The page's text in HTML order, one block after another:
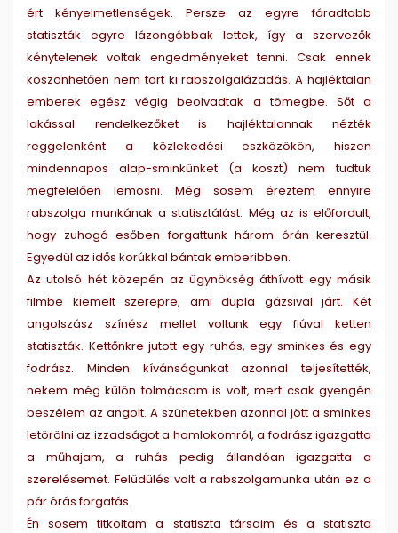
ért kényelmetlenségek. Persze az egyre fáradtabb
statiszták egyre lázongóbbak lettek, így a szervezők
kénytelenek voltak engedményeket tenni. Csak ennek
köszönhetően nem tört ki rabszolgalázadás. A hajléktalan
emberek egész végig beolvadtak a tömegbe. Sőt a
lakással rendelkezőket is hajléktalannak nézték
reggelenként a közlekedési eszközökön, hiszen
mindennapos alap-sminkünket (a koszt) nem tudtuk
megfelelően lemosni. Még sosem éreztem ennyire
rabszolga munkának a statisztálást. Még az is előfordult,
hogy zuhogó esőben forgattunk három órán keresztül.
Egyedül az idős korúkkal bántak emberibben.
Az utolsó hét közepén az ügynökség áthívott egy másik
filmbe kiemelt szerepre, ami dupla gázsival járt. Két
angolszász színész mellet voltunk egy fiúval ketten
statiszták. Kettőnkre jutott egy ruhás, egy sminkes és egy
fodrász. Minden kívánságunkat azonnal teljesítették,
nekem még külön tolmácsom is volt, mert csak gyengén
beszélem az angolt. A szünetekben azonnal jött a sminkes
letörölni az izzadságot a homlokomról, a fodrász igazgatta
a műhajam, a ruhás pedig állandóan igazgatta a
szerelésemet. Felüdülés volt a rabszolgamunka után ez a
pár órás forgatás.
Én sosem titkoltam a statiszta társaim és a statiszta